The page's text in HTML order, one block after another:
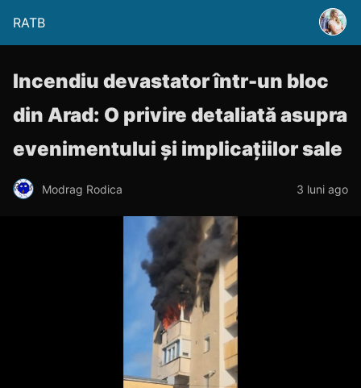
RATB
Incendiu devastator într-un bloc
din Arad: O privire detaliată asupra
evenimentului și implicațiilor sale
Modrag Rodica 3 luni ago